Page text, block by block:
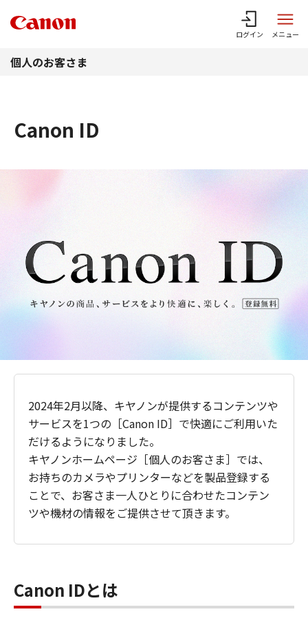
ログイン メニュー
個人のお客さま
Canon ID
2024年2月以降、キヤノンが提供するコンテンツや
サービスを1つの［Canon ID］で快適にご利用いた
だけるようになりました。
キヤノンホームページ［個人のお客さま］では、
お持ちのカメラやプリンターなどを製品登録する
ことで、お客さま一人ひとりに合わせたコンテン
ツや機材の情報をご提供させて頂きます。
Canon IDとは